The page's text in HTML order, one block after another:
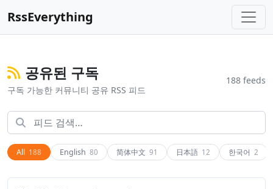
RssEverything
공유된 구독
구독 가능한 커뮤니티 공유 RSS 피드
188 feeds
All 188 English 80 简体中文 91 日本語 12 한국어 2